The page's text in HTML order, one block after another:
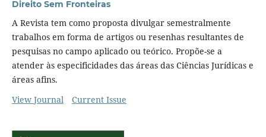
Direito Sem Fronteiras
A Revista tem como proposta divulgar semestralmente
trabalhos em forma de artigos ou resenhas resultantes de
pesquisas no campo aplicado ou teórico. Propõe-se a
atender às especificidades das áreas das Ciências Jurídicas e
áreas afins.
View Journal
Current Issue